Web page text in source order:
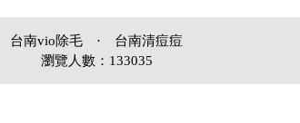
台南vio除毛 · 台南清痘痘
瀏覽人數：133035